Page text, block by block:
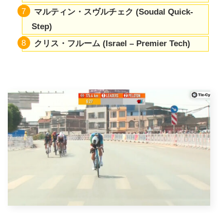
マルティン・スヴルチェク (Soudal Quick-
Step)
クリス・フルーム (Israel – Premier Tech)